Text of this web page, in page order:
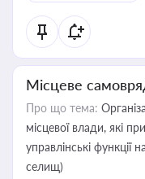
Місцеве
Про що тема:
місцевої влади, які
управлінські функції
селищ)